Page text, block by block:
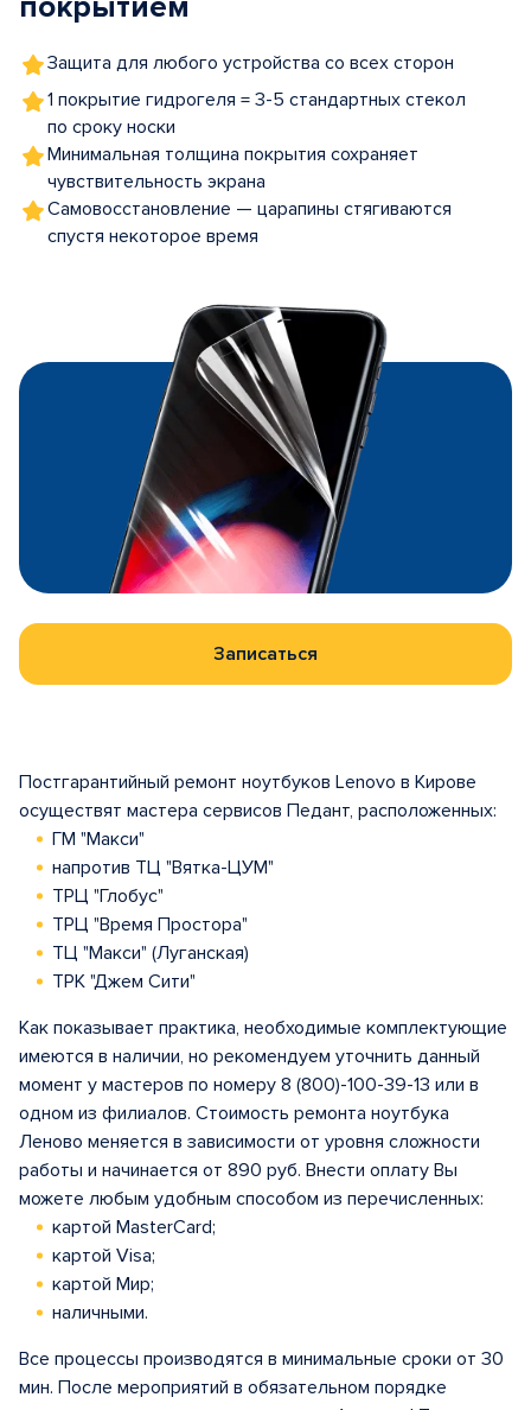
Защита для любого устройства со всех сторон
1 покрытие гидрогеля = 3-5 стандартных стекол
по сроку носки
Минимальная толщина покрытия сохраняет
чувствительность экрана
Самовосстановление — царапины стягиваются
спустя некоторое время
Записаться
Постгарантийный ремонт ноутбуков Lenovo в Кирове
осуществят мастера сервисов Педант, расположенных:
ГМ "Макси"
напротив ТЦ "Вятка-ЦУМ"
ТРЦ "Глобус"
ТРЦ "Время Простора"
ТЦ "Макси" (Луганская)
ТРК "Джем Сити"
Как показывает практика, необходимые комплектующие
имеются в наличии, но рекомендуем уточнить данный
момент у мастеров по номеру 8 (800)-100-39-13 или в
одном из филиалов. Стоимость ремонта ноутбука
Леново меняется в зависимости от уровня сложности
работы и начинается от 890 руб. Внести оплату Вы
можете любым удобным способом из перечисленных:
картой MasterCard;
картой Visa;
картой Мир;
наличными.
Все процессы производятся в минимальные сроки от 30
мин. После мероприятий в обязательном порядке